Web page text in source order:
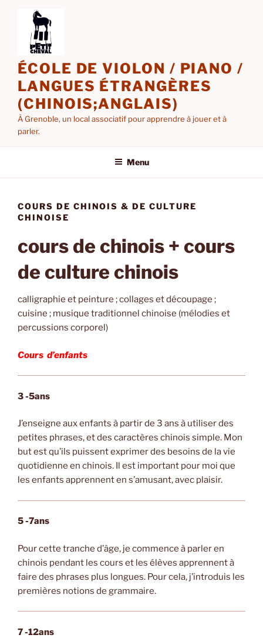
contenu
principal
ÉCOLE DE VIOLON / PIANO /
LANGUES ÉTRANGÈRES
(CHINOIS;ANGLAIS)
À Grenoble, un local associatif pour apprendre à jouer et à
parler.
Menu
COURS DE CHINOIS & DE CULTURE
CHINOISE
cours de chinois + cours
de culture chinois
calligraphie et peinture ; collages et découpage ;
cuisine ; musique traditionnel chinoise (mélodies et
percussions corporel)
Cours d’enfants
3 -5ans
J’enseigne aux enfants à partir de 3 ans à utiliser des
petites phrases, et des caractères chinois simple. Mon
but est qu’ils puissent exprimer des besoins de la vie
quotidienne en chinois. Il est important pour moi que
les enfants apprennent en s’amusant, avec plaisir.
5 -7ans
Pour cette tranche d’âge, je commence à parler en
chinois pendant les cours et les élèves apprennent à
faire des phrases plus longues. Pour cela, j’introduis les
premières notions de grammaire.
7 -12ans